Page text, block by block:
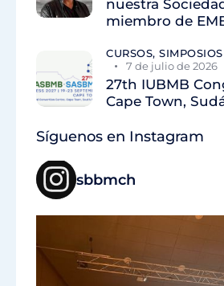
nuestra
miembro de
CURSOS,
7 de julio de 2026
27th IUBMB
Cape Town,
Síguenos en Instagram
sbbmch